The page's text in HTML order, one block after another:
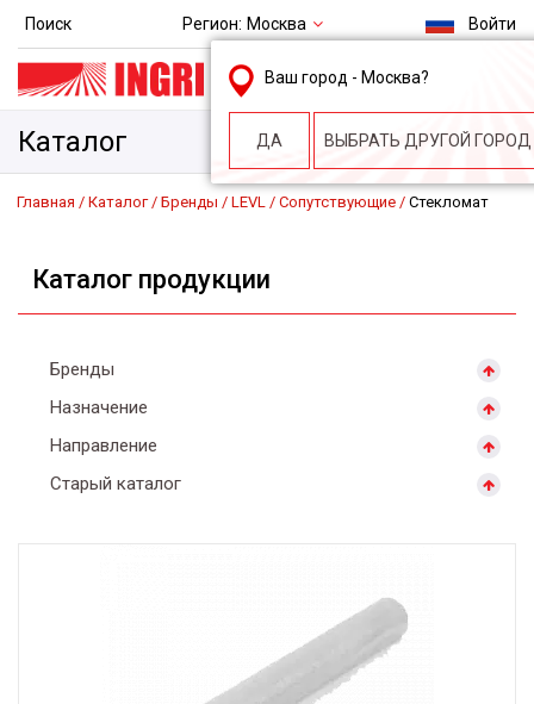
Поиск Регион: Москва
Ваш город - Москва?
ДА ВЫБРАТЬ ДРУГОЙ ГОРОД
Войти
msk@ingri.ru
пн. – пт.: 9.00-18.00
Каталог
Главная Каталог Бренды LEVL Сопутствующие Стекломат
Каталог продукции
Бренды
Назначение
Направление
Старый каталог